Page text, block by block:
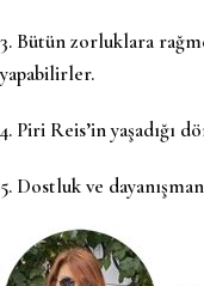
3. Bütün zorluklara
yapabilirler.
4. Piri Reis’in yaşadığı
5. Dostluk ve